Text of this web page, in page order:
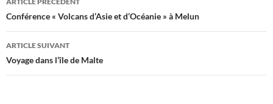
des
articles
Conférence « Volcans d’Asie et d’Océanie » à Melun
ARTICLE SUIVANT
Voyage dans l’île de Malte